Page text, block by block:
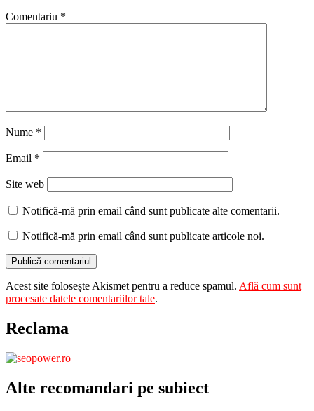
Comentariu *
Nume *
Email *
Site web
Notifică-mă prin email când sunt publicate alte comentarii.
Notifică-mă prin email când sunt publicate articole noi.
Acest site folosește Akismet pentru a reduce spamul. Află cum sunt
procesate datele comentariilor tale.
Reclama
Alte recomandari pe subiect